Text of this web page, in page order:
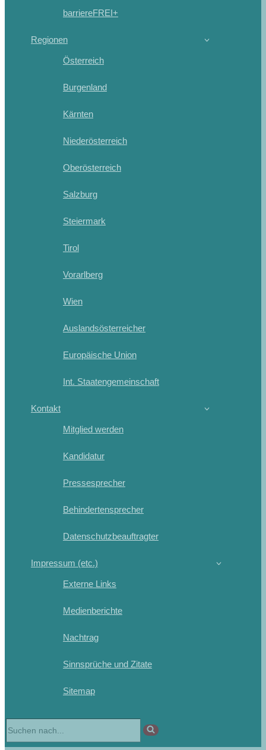
barriereFREI+
Regionen
Österreich
Burgenland
Kärnten
Niederösterreich
Oberösterreich
Salzburg
Steiermark
Tirol
Vorarlberg
Wien
Auslandsösterreicher
Europäische Union
Int. Staatengemeinschaft
Kontakt
Mitglied werden
Kandidatur
Pressesprecher
Behindertensprecher
Datenschutzbeauftragter
Impressum (etc.)
Externe Links
Medienberichte
Nachtrag
Sinnsprüche und Zitate
Sitemap